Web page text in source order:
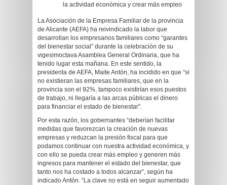
la actividad económica y crear más empleo
La Asociación de la Empresa Familiar de la provincia
de Alicante (AEFA) ha reivindicado la labor que
desarrollan los empresarios familiares como “garantes
del bienestar social” durante la celebración de su
vigesimoctava Asamblea General Ordinaria, que ha
tenido lugar esta mañana. En este sentido, la
presidenta de AEFA, Maite Antón, ha incidido en que “si
no existieran las empresas familiares, que en la
provincia son el 92%, tampoco existirían esos puestos
de trabajo, ni llegaría a las arcas públicas el dinero
para financiar el estado de bienestar”.
Por esta razón, los gobernantes “deberían facilitar
medidas que favorezcan la creación de nuevas
empresas y reduzcan la presión fiscal para que
podamos continuar con nuestra actividad económica, y
con ello se pueda crear más empleo y generen más
ingresos para mantener el estado del bienestar, que
tanto nos ha costado a todos alcanzar”, según ha
indicado Antón. “La clave no está en seguir aumentado